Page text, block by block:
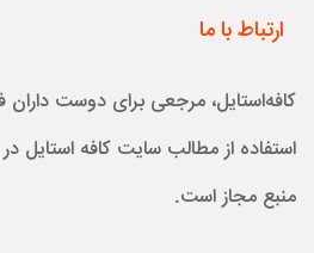
ارتباط با ما
کافه‌استایل، مرجعی برای دوست
استفاده از مطالب سایت کافه استایل
منبع مجاز است.